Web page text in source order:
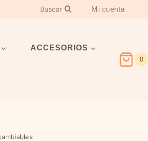
Buscar Mi cuenta
ACCESORIOS
0